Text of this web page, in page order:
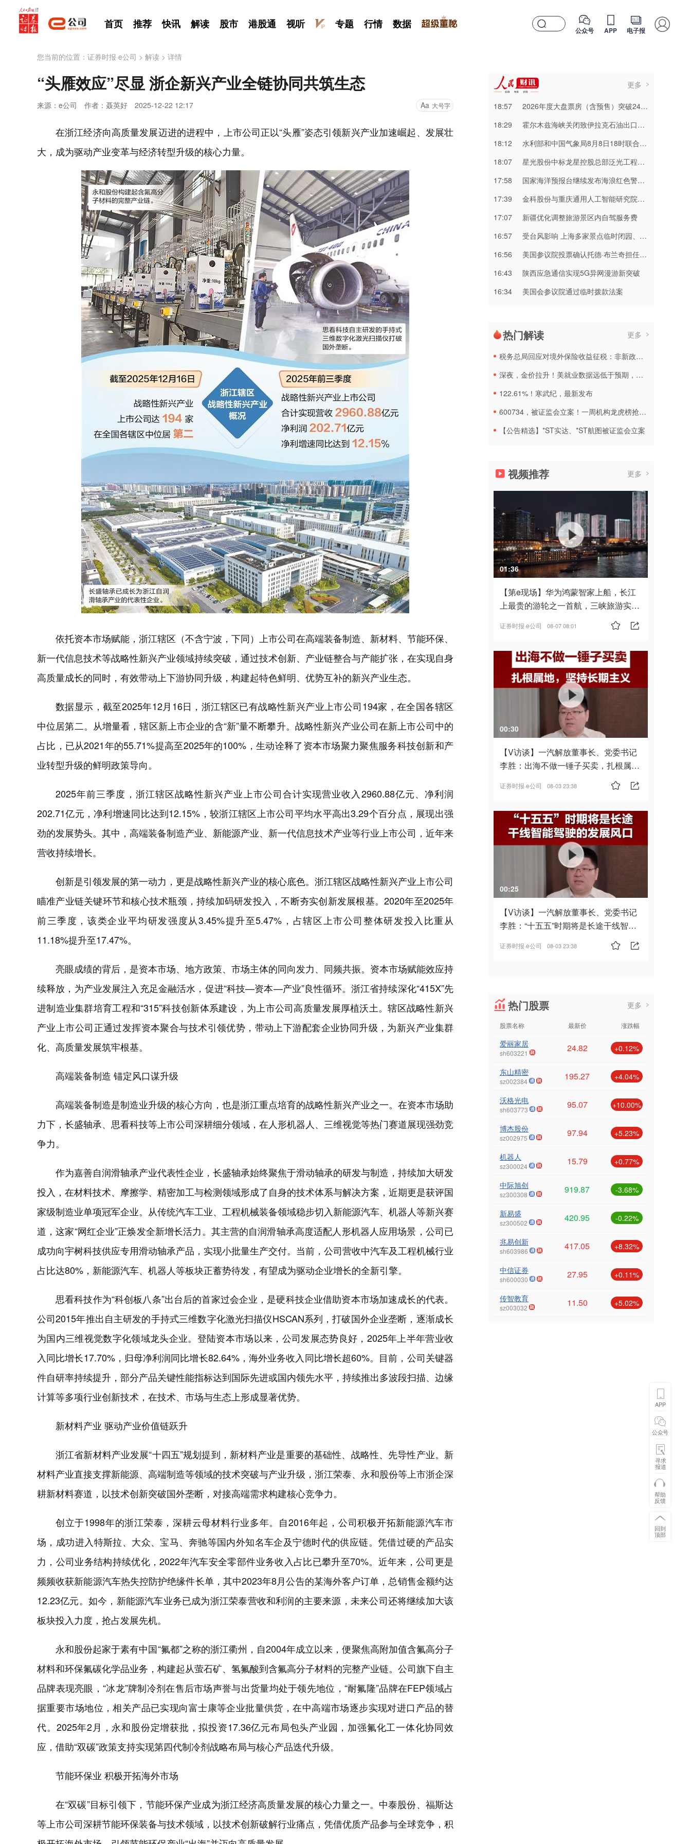
首页 推荐 快讯 解读 股市 港股通 视听 专题 行情 数据 公众号 APP 电子报
您当前的位置： 证券时报·e公司 > 解读 > 详情
“头雁效应”尽显 浙企新兴产业全链协同共筑生态
来源：e公司 作者：聂英好 2025-12-22 12:17 Aa 大号字
在浙江经济向高质量发展迈进的进程中，上市公司正以“头雁”姿态引领新兴产业加速崛起、发展壮
大，成为驱动产业变革与经济转型升级的核心力量。
依托资本市场赋能，浙江辖区（不含宁波，下同）上市公司在高端装备制造、新材料、节能环保、
新一代信息技术等战略性新兴产业领域持续突破，通过技术创新、产业链整合与产能扩张，在实现自身
高质量成长的同时，有效带动上下游协同升级，构建起特色鲜明、优势互补的新兴产业生态。
数据显示，截至2025年12月16日，浙江辖区已有战略性新兴产业上市公司194家，在全国各辖区
中位居第二。从增量看，辖区新上市企业的含“新”量不断攀升。战略性新兴产业公司在新上市公司中的
占比，已从2021年的55.71%提高至2025年的100%，生动诠释了资本市场聚力聚焦服务科技创新和产
业转型升级的鲜明政策导向。
2025年前三季度，浙江辖区战略性新兴产业上市公司合计实现营业收入2960.88亿元、净利润
202.71亿元，净利增速同比达到12.15%，较浙江辖区上市公司平均水平高出3.29个百分点，展现出强
劲的发展势头。其中，高端装备制造产业、新能源产业、新一代信息技术产业等行业上市公司，近年来
营收持续增长。
创新是引领发展的第一动力，更是战略性新兴产业的核心底色。浙江辖区战略性新兴产业上市公司
瞄准产业链关键环节和核心技术瓶颈，持续加码研发投入，不断夯实创新发展根基。2020年至2025年
前三季度，该类企业平均研发强度从3.45%提升至5.47%，占辖区上市公司整体研发投入比重从
11.18%提升至17.47%。
亮眼成绩的背后，是资本市场、地方政策、市场主体的同向发力、同频共振。资本市场赋能效应持
续释放，为产业发展注入充足金融活水，促进“科技—资本—产业”良性循环。浙江省持续深化“415X”先
进制造业集群培育工程和“315”科技创新体系建设，为上市公司高质量发展厚植沃土。辖区战略性新兴
产业上市公司正通过发挥资本聚合与技术引领优势，带动上下游配套企业协同升级，为新兴产业集群
化、高质量发展筑牢根基。
高端装备制造 锚定风口谋升级
高端装备制造是制造业升级的核心方向，也是浙江重点培育的战略性新兴产业之一。在资本市场助
力下，长盛轴承、思看科技等上市公司深耕细分领域，在人形机器人、三维视觉等热门赛道展现强劲竞
争力。
作为嘉善自润滑轴承产业代表性企业，长盛轴承始终聚焦于滑动轴承的研发与制造，持续加大研发
投入，在材料技术、摩擦学、精密加工与检测领域形成了自身的技术体系与解决方案，近期更是获评国
家级制造业单项冠军企业。从传统汽车工业、工程机械装备领域稳步切入新能源汽车、机器人等新兴赛
道，这家“网红企业”正焕发全新增长活力。其主营的自润滑轴承高度适配人形机器人应用场景，公司已
成功向宇树科技供应专用滑动轴承产品，实现小批量生产交付。当前，公司营收中汽车及工程机械行业
占比达80%，新能源汽车、机器人等板块正蓄势待发，有望成为驱动企业增长的全新引擎。
思看科技作为“科创板八条”出台后的首家过会企业，是硬科技企业借助资本市场加速成长的代表。
公司2015年推出自主研发的手持式三维数字化激光扫描仪HSCAN系列，打破国外企业垄断，逐渐成长
为国内三维视觉数字化领域龙头企业。登陆资本市场以来，公司发展态势良好，2025年上半年营业收
入同比增长17.70%，归母净利润同比增长82.64%，海外业务收入同比增长超60%。目前，公司关键器
件自研率持续提升，部分产品关键性能指标达到国际先进或国内领先水平，持续推出多波段扫描、边缘
计算等多项行业创新技术，在技术、市场与生态上形成显著优势。
新材料产业 驱动产业价值链跃升
浙江省新材料产业发展“十四五”规划提到，新材料产业是重要的基础性、战略性、先导性产业。新
材料产业直接支撑新能源、高端制造等领域的技术突破与产业升级，浙江荣泰、永和股份等上市浙企深
耕新材料赛道，以技术创新突破国外垄断，对接高端需求构建核心竞争力。
创立于1998年的浙江荣泰，深耕云母材料行业多年。自2016年起，公司积极开拓新能源汽车市
场，成功进入特斯拉、大众、宝马、奔驰等国内外知名车企及宁德时代的供应链。凭借过硬的产品实
力，公司业务结构持续优化，2022年汽车安全零部件业务收入占比已攀升至70%。近年来，公司更是
频频收获新能源汽车热失控防护绝缘件长单，其中2023年8月公告的某海外客户订单，总销售金额约达
12.23亿元。如今，新能源汽车业务已成为浙江荣泰营收和利润的主要来源，未来公司还将继续加大该
板块投入力度，抢占发展先机。
永和股份起家于素有中国“氟都”之称的浙江衢州，自2004年成立以来，便聚焦高附加值含氟高分子
材料和环保氟碳化学品业务，构建起从萤石矿、氢氟酸到含氟高分子材料的完整产业链。公司旗下自主
品牌表现亮眼，“冰龙”牌制冷剂在售后市场声誉与出货量均处于领先地位，“耐氟隆”品牌在FEP领域占
据重要市场地位，相关产品已实现向富士康等企业批量供货，在中高端市场逐步实现对进口产品的替
代。2025年2月，永和股份定增获批，拟投资17.36亿元布局包头产业园，加强氟化工一体化协同效
应，借助“双碳”政策支持实现第四代制冷剂战略布局与核心产品迭代升级。
节能环保业 积极开拓海外市场
在“双碳”目标引领下，节能环保产业成为浙江经济高质量发展的核心力量之一。中泰股份、福斯达
等上市公司深耕节能环保装备与技术领域，以技术创新破解行业痛点，凭借优质产品参与全球竞争，积
更多
18:57
2026年度大盘票房（含预售）突破240亿元
18:29
霍尔木兹海峡关闭致伊拉克石油出口骤降75%
18:12
水利部和中国气象局8月8日18时联合发布红色山洪灾害气象预警
18:07
星光股份中标龙星控股总部泛光工程项目
17:58
国家海洋预报台继续发布海浪红色警报 注意防范
17:39
金科股份与重庆通用人工智能研究院达成合作
17:07
新疆优化调整旅游景区内自驾服务费
16:57
受台风影响 上海多家景点临时闭园、调整运营时间
16:56
美国参议院投票确认托德·布兰奇担任司法部长
16:43
陕西应急通信实现5G异网漫游新突破
16:34
美国会参议院通过临时拨款法案
热门解读 更多
税务总局回应对境外保险收益征税：非新政策，无需过度解读
深夜，金价拉升！美就业数据远低于预期，加息或生变
122.61%！寒武纪，最新发布
600734，被证监会立案！一周机构龙虎榜抢筹名单出炉
【公告精选】*ST实达、*ST航图被证监会立案
视频推荐 更多
01:36
【第e现场】华为鸿蒙智家上船，长江
上最贵的游轮之一首航，三峡旅游实
证券时报·e公司 08-07 08:01
00:30
【V访谈】一汽解放董事长、党委书记
李胜：出海不做一锤子买卖，扎根属
证券时报·e公司 08-03 23:38
00:25
【V访谈】一汽解放董事长、党委书记
李胜：“十五五”时期将是长途干线智能
证券时报·e公司 08-03 23:38
热门股票 更多
股票名称 最新价 涨跌幅
爱丽家居
sh603221 24.82 +0.12%
东山精密
sz002384 195.27 +4.04%
沃格光电
sh603773 95.07 +10.00%
博杰股份
sz002975 97.94 +5.23%
机器人
sz300024 15.79 +0.77%
中际旭创
sz300308 919.87 -3.68%
新易盛
sz300502 420.95 -0.22%
兆易创新
sh603986 417.05 +8.32%
中信证券
sh600030 27.95 +0.11%
传智教育
sz003032 11.50 +5.02%
APP
公众号
寻求
报道
帮助
反馈
回到
顶部